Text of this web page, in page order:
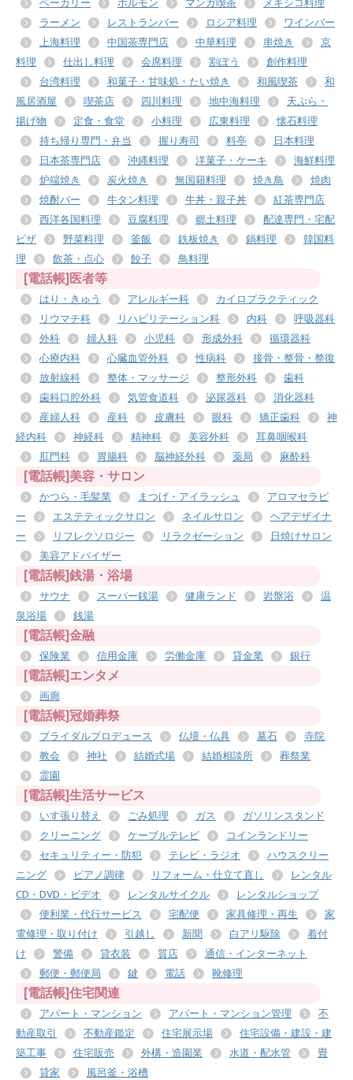
ベーカリー ホルモン マンガ喫茶
メキシコ料理
ラーメン
レストランバー ロシア料理
ワインバー
上海料理
中国茶専門店 中華料理 串焼き
京
料理
仕出し料理 会席料理 割ぽう
創作料理
台湾料理
和菓子・甘味処・たい焼き 和風喫茶
和
風居酒屋
喫茶店 四川料理 地中海料理
天ぷら・
揚げ物
定食・食堂 小料理 広東料理
懐石料理
持ち帰り専門・弁当
握り寿司 料亭
日本料理
日本茶専門店
沖縄料理 洋菓子・ケーキ
海鮮料理
炉端焼き
炭火焼き 無国籍料理 焼き鳥
焼肉
焼酎バー
牛タン料理 牛丼・親子丼
紅茶専門店
西洋各国料理
豆腐料理 郷土料理
配達専門・宅配
ピザ
野菜料理 釜飯 鉄板焼き 鍋料理
韓国料
理
飲茶・点心 餃子 鳥料理
[電話帳]医者等
はり・きゅう アレルギー科
カイロプラクティック
リウマチ科
リハビリテーション科 内科
呼吸器科
外科
婦人科 小児科 形成外科
循環器科
心療内科
心臓血管外科 性病科
接骨・整骨・整復
放射線科
整体・マッサージ 整形外科
歯科
歯科口腔外科
気管食道科 泌尿器科
消化器科
産婦人科
産科 皮膚科 眼科 矯正歯科
神
経内科
神経科 精神科 美容外科
耳鼻咽喉科
肛門科
胃腸科 脳神経外科 薬局 麻酔科
[電話帳]美容・サロン
かつら・毛髪業 まつげ・アイラッシュ
アロマセラピ
ー
エステティックサロン ネイルサロン
ヘアデザイナ
ー
リフレクソロジー リラクゼーション
日焼けサロン
美容アドバイザー
[電話帳]銭湯・浴場
サウナ スーパー銭湯 健康ランド 岩盤浴
温
泉浴場
銭湯
[電話帳]金融
保険業 信用金庫 労働金庫 貸金業 銀行
[電話帳]エンタメ
画廊
[電話帳]冠婚葬祭
ブライダルプロデュース 仏壇・仏具 墓石
寺院
教会
神社 結婚式場 結婚相談所
葬祭業
霊園
[電話帳]生活サービス
いす張り替え ごみ処理 ガス
ガソリンスタンド
クリーニング
ケーブルテレビ
コインランドリー
セキュリティー・防犯
テレビ・ラジオ
ハウスクリー
ニング
ピアノ調律 リフォーム・仕立て直し
レンタル
CD・DVD・ビデオ
レンタルサイクル
レンタルショップ
便利業・代行サービス
宅配便 家具修理・再生
家
電修理・取り付け
引越し 新聞 白アリ駆除
着付
け
警備 貸衣装 質店
通信・インターネット
郵便・郵便局
鍵 電話 靴修理
[電話帳]住宅関連
アパート・マンション アパート・マンション管理
不
動産取引
不動産鑑定 住宅展示場
住宅設備・建設・建
築工事
住宅販売 外構・造園業 水道・配水管
畳
貸家
風呂釜・浴槽